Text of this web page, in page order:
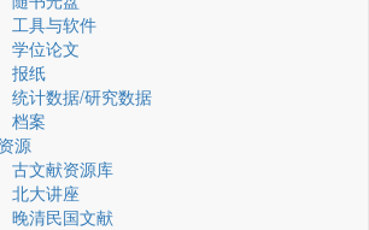
工具与软件
学位论文
报纸
统计数据/研究数据
档案
源
古文献资源库
北大讲座
晚清民国文献